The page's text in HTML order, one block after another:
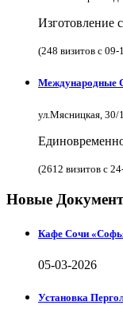
Изготовление
(248 визитов с
Международные
ул.Мясницкая, 30/
(2612 визитов с
Новые
Кафе Сочи
05-03-2026
Установка